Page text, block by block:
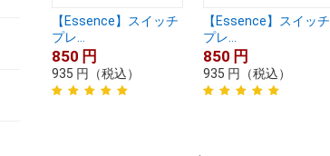
【Essence】スイッチ
プレ...
850 円
935 円 （税込）
【Essence】スイッチ
プレ...
850 円
935 円 （税込）